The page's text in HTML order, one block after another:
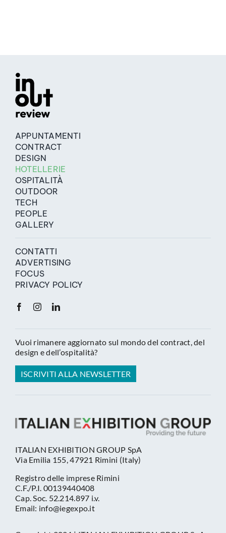
APPUNTAMENTI
CONTRACT
DESIGN
HOTELLERIE
OSPITALITÀ
OUTDOOR
TECH
PEOPLE
GALLERY
CONTATTI
ADVERTISING
FOCUS
PRIVACY POLICY
Vuoi rimanere aggiornato sul mondo del contract, del
design e dell’ospitalità?
ISCRIVITI ALLA NEWSLETTER
ITALIAN EXHIBITION GROUP SpA
Via Emilia 155, 47921 Rimini (Italy)
Registro delle imprese Rimini
C.F./P.I. 00139440408
Cap. Soc. 52.214.897 i.v.
Email: info@iegexpo.it